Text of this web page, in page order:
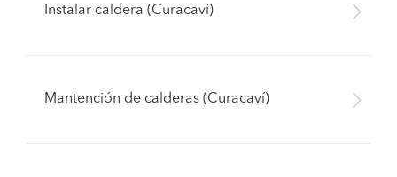
Instalar caldera (Curacaví)
Mantención de calderas (Curacaví)